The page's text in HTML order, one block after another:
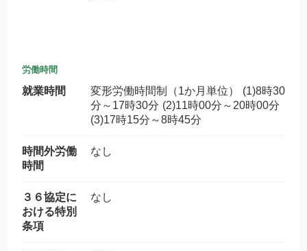
労働時間
就業時間
変形労働時間制（1か月単位） (1)8時30
分～17時30分 (2)11時00分～20時00分
(3)17時15分～8時45分
時間外労働
時間
なし
３６協定に
おける特別
条項
なし